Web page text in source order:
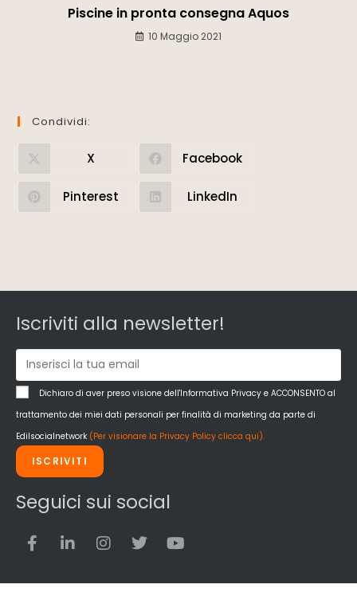
Piscine in pronta consegna Aquos
10 Maggio 2021
Condividi:
X Facebook
Pinterest LinkedIn
Iscriviti alla newsletter!
Dichiaro di aver preso visione dell'Informativa Privacy e ACCONSENTO al
trattamento dei miei dati personali per finalità di marketing da parte di
Edilsocialnetwork (Per visionare la Privacy Policy clicca qui).
ISCRIVITI
Seguici sui social